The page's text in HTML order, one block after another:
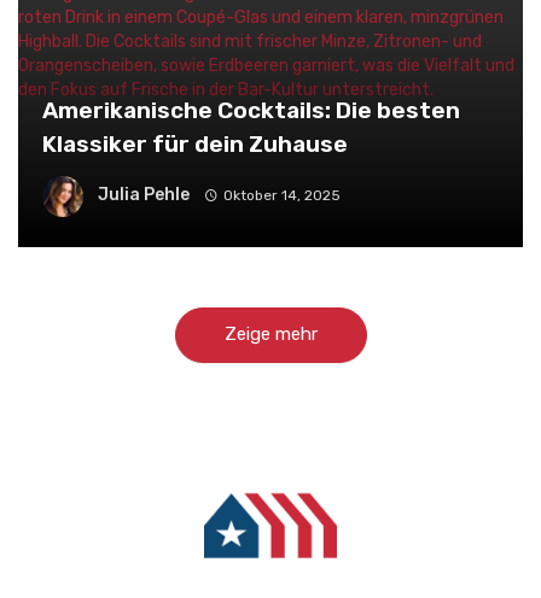
Amerikanische Cocktails: Die besten
Klassiker für dein Zuhause
Julia Pehle Oktober 14, 2025
Zeige mehr